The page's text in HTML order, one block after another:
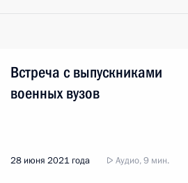
Встреча с выпускниками
военных вузов
28 июня 2021 года Аудио, 9 мин.